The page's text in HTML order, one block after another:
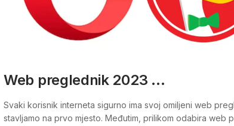
Web preglednik 2023 …
Svaki korisnik interneta sigurno ima svoj omiljeni web
stavljamo na prvo mjesto. Međutim, prilikom odabira web